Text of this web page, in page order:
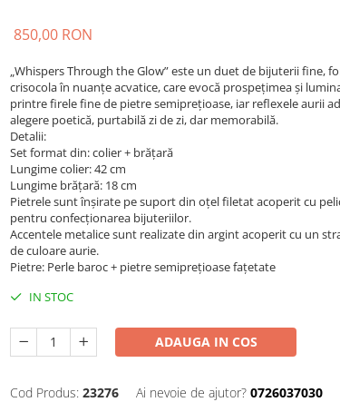
850,00 RON
„Whispers Through the Glow” este un duet de bijuterii fine,
crisocola în nuanțe acvatice, care evocă prospețimea și
printre firele fine de pietre semiprețioase, iar reflexele aurii
alegere poetică, purtabilă zi de zi, dar memorabilă.
Detalii:
Set format din: colier + brățară
Lungime colier: 42 cm
Lungime brățară: 18 cm
Pietrele sunt înșirate pe suport din oțel filetat acoperit cu
pentru confecționarea bijuteriilor.
Accentele metalice sunt realizate din argint acoperit cu un
de culoare aurie.
Pietre: Perle baroc + pietre semiprețioase fațetate
IN STOC
ADAUGA IN COS
Cod Produs: 23276 Ai nevoie de ajutor? 0726037030